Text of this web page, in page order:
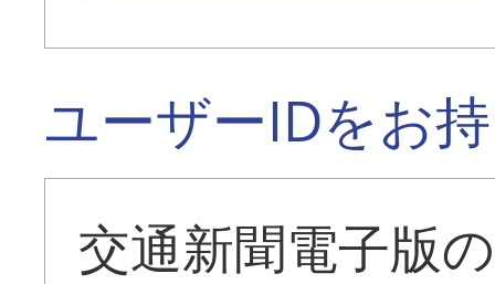
ユーザーIDをお
交通新聞電子版